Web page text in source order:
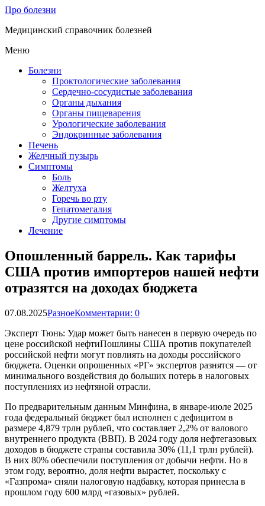
Про болезни
Медицинский справочник болезней
Меню
Болезни
Проктологические заболевания
Сердечно-сосудистые заболевания
Органы дыхания
Органы пищеварения
Урологические заболевания
Эндокринные заболевания
Печень
Желчный пузырь
Симптомы
Боль
Желтуха
Горечь во рту
Гепатомегалия
Другие симптомы
Лечение
Опошленный баррель. Как тарифы
США против импортеров нашей нефти
отразятся на доходах бюджета
07.08.2025РазноеКомментарии: 0
Эксперт Тюнь: Удар может быть нанесен в первую очередь по
цене российской нефтиПошлины США против покупателей
российской нефти могут повлиять на доходы российского
бюджета. Оценки опрошенных «РГ» экспертов разнятся — от
минимального воздействия до больших потерь в налоговых
поступлениях из нефтяной отрасли.
По предварительным данным Минфина, в январе-июле 2025
года федеральный бюджет был исполнен с дефицитом в
размере 4,879 трлн рублей, что составляет 2,2% от валового
внутреннего продукта (ВВП). В 2024 году доля нефтегазовых
доходов в бюджете страны составила 30% (11,1 трлн рублей).
В них 80% обеспечили поступления от добычи нефти. Но в
этом году, вероятно, доля нефти вырастет, поскольку с
«Газпрома» сняли налоговую надбавку, которая принесла в
прошлом году 600 млрд «газовых» рублей.